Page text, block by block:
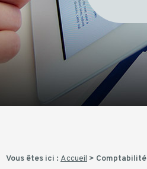
Vous êtes ici : Accueil > Comptabilité